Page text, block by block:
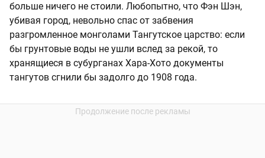
больше ничего не стоили. Любопытно, что Фэн Шэн,
убивая город, невольно спас от забвения
разгромленное монголами Тангутское царство: если
бы грунтовые воды не ушли вслед за рекой, то
хранящиеся в субурганах Хара-Хото документы
тангутов сгнили бы задолго до 1908 года.